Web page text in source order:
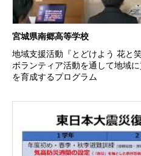
宮城県南郷高等学校
地域支援活動『とどけよう 花と
ボランティア活動を通して地域
を育成するプログラム